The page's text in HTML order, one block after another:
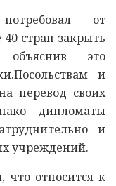
от
стран закрыть
это
и
перевод своих
дипломаты
и
учреждений.
что относится к